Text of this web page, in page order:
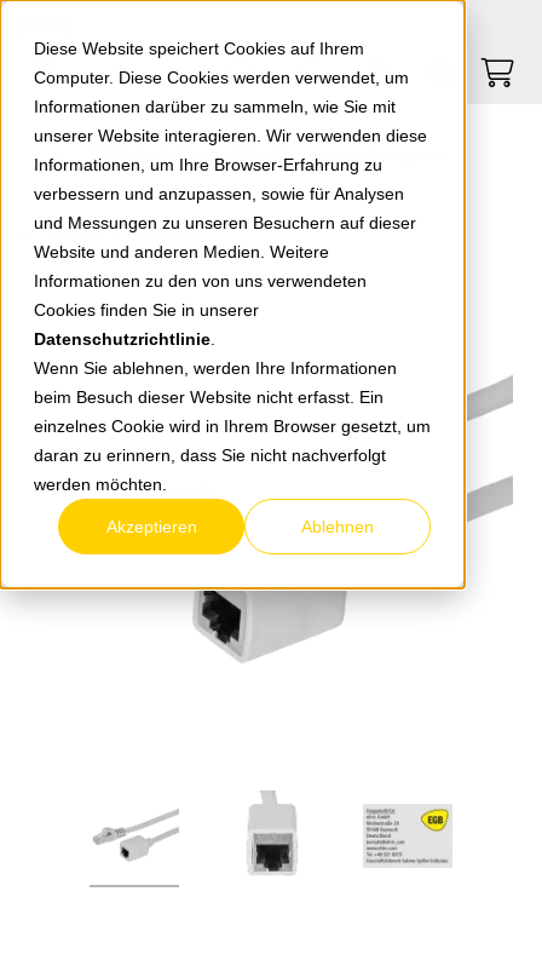
Diese Website speichert Cookies auf Ihrem
Computer. Diese Cookies werden verwendet, um
Informationen darüber zu sammeln, wie Sie mit
unserer Website interagieren. Wir verwenden diese
Informationen, um Ihre Browser-Erfahrung zu
verbessern und anzupassen, sowie für Analysen
und Messungen zu unseren Besuchern auf dieser
Website und anderen Medien. Weitere
Informationen zu den von uns verwendeten
Cookies finden Sie in unserer
Datenschutzrichtlinie
Wenn Sie ablehnen, werden Ihre Informationen
beim Besuch dieser Website nicht erfasst. Ein
einzelnes Cookie wird in Ihrem Browser gesetzt, um
daran zu erinnern, dass Sie nicht nachverfolgt
werden möchten.
Akzeptieren Ablehnen
Springe zu Hauptinhalt Springe zum Footer
0
EGB Patchkabel-Verlängerung 1 m grau
zurück zur Übersicht